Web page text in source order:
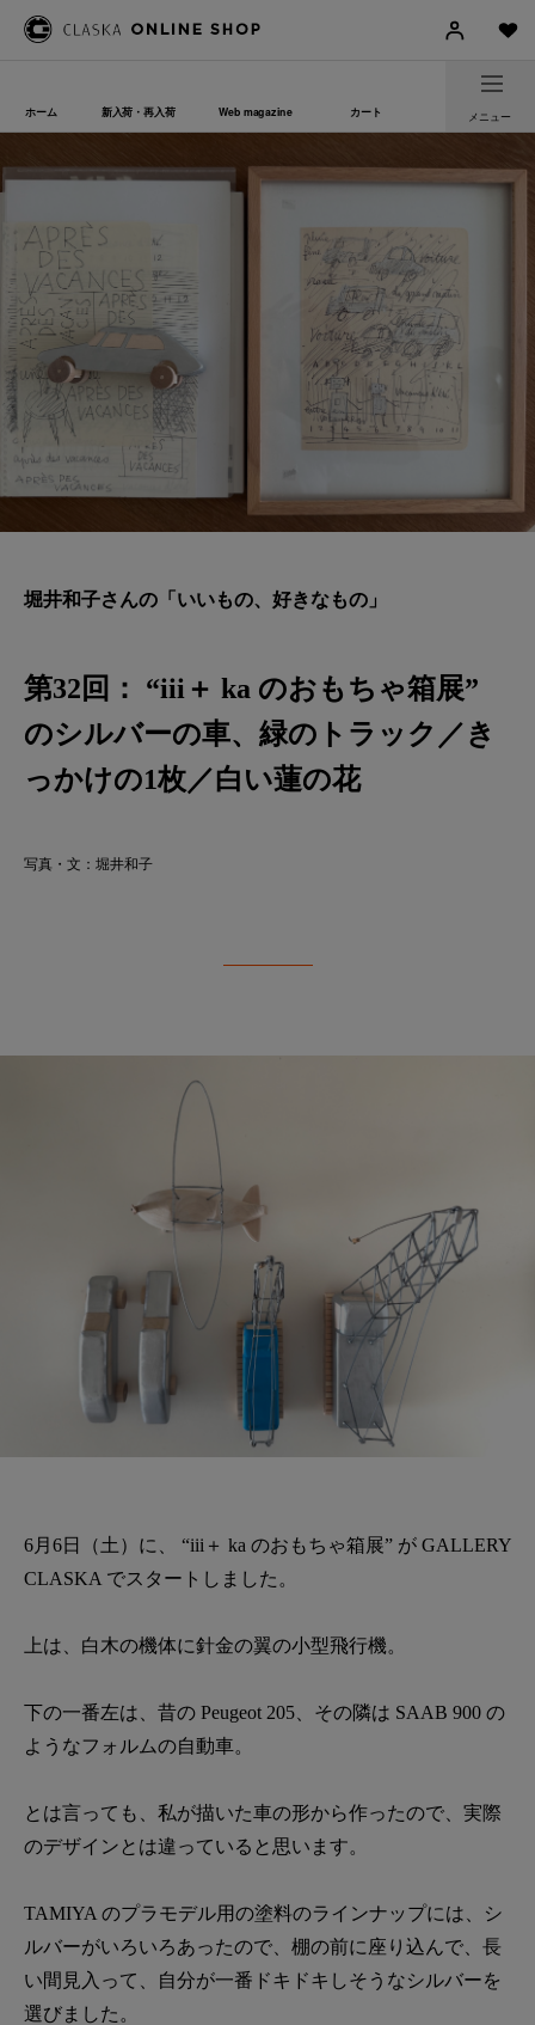
ホーム 新入荷・再入荷 Web magazine カート メニュー
堀井和子さんの「いいもの、好きなもの」
第32回： “iii＋ ka のおもちゃ箱展”
のシルバーの車、緑のトラック／き
っかけの1枚／白い蓮の花
写真・文：堀井和子
6月6日（土）に、 “iii＋ ka のおもちゃ箱展” が GALLERY
CLASKA でスタートしました。
上は、白木の機体に針金の翼の小型飛行機。
下の一番左は、昔の Peugeot 205、その隣は SAAB 900 の
ようなフォルムの自動車。
とは言っても、私が描いた車の形から作ったので、実際
のデザインとは違っていると思います。
TAMIYA のプラモデル用の塗料のラインナップには、シ
ルバーがいろいろあったので、棚の前に座り込んで、長
い間見入って、自分が一番ドキドキしそうなシルバーを
選びました。